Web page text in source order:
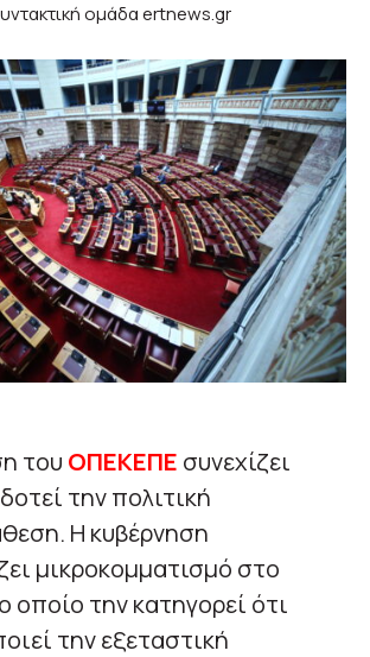
ομάδα ertnews.gr
του ΟΠΕΚΕΠΕ συνεχίζει
την πολιτική
Η κυβέρνηση
μικροκομματισμό στο
οποίο την κατηγορεί ότι
την εξεταστική